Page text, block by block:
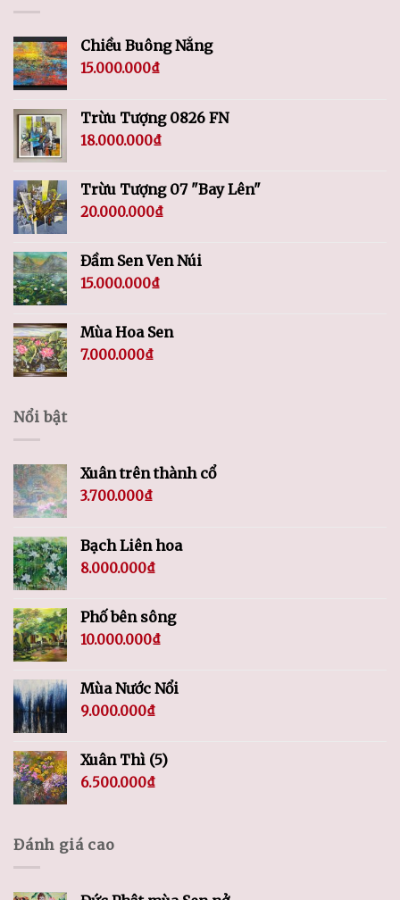
Chiều Buông Nắng
15.000.000₫
Trừu Tượng 0826 FN
18.000.000₫
Trừu Tượng 07 "Bay Lên"
20.000.000₫
Đầm Sen Ven Núi
15.000.000₫
Mùa Hoa Sen
7.000.000₫
Nổi bật
Xuân trên thành cổ
3.700.000₫
Bạch Liên hoa
8.000.000₫
Phố bên sông
10.000.000₫
Mùa Nước Nổi
9.000.000₫
Xuân Thì (5)
6.500.000₫
Đánh giá cao